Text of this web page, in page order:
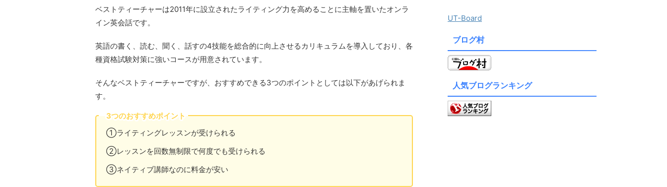
ベストティーチャーは2011年に設立されたライティング力を高めることに主軸を置いたオンラ
イン英会話です。
英語の書く、読む、聞く、話すの4技能を総合的に向上させるカリキュラムを導入しており、各
種資格試験対策に強いコースが用意されています。
そんなベストティーチャーですが、おすすめできる3つのポイントとしては以下があげられま
す。
3つのおすすめポイント
①ライティングレッスンが受けられる
②レッスンを回数無制限で何度でも受けられる
③ネイティブ講師なのに料金が安い
UT-Board
ブログ村
人気ブログランキング